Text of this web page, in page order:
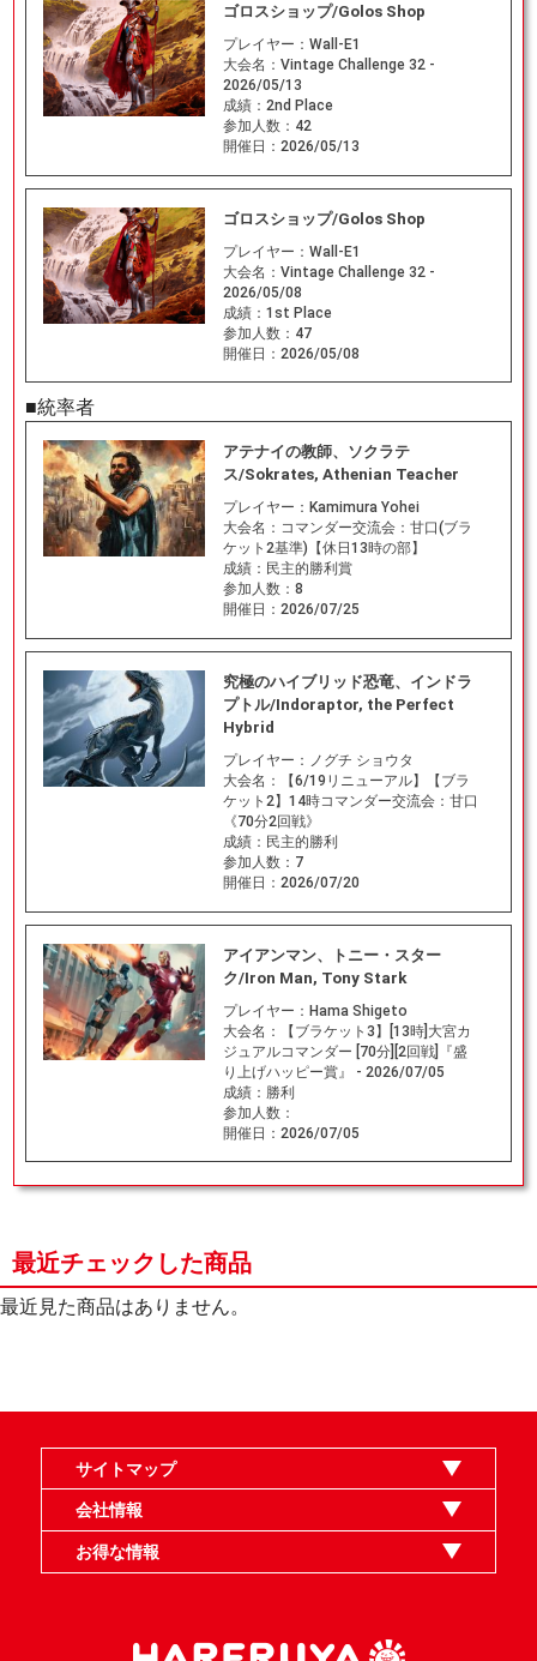
ゴロスショップ/Golos Shop
プレイヤー： Wall-E1
大会名： Vintage Challenge 32 -
2026/05/13
成績： 2nd Place
参加人数： 42
開催日： 2026/05/13
ゴロスショップ/Golos Shop
プレイヤー： Wall-E1
大会名： Vintage Challenge 32 -
2026/05/08
成績： 1st Place
参加人数： 47
開催日： 2026/05/08
■統率者
アテナイの教師、ソクラテ
ス/Sokrates, Athenian Teacher
プレイヤー： Kamimura Yohei
大会名： コマンダー交流会：甘口(ブラ
ケット2基準)【休日13時の部】
成績： 民主的勝利賞
参加人数： 8
開催日： 2026/07/25
究極のハイブリッド恐竜、インドラ
プトル/Indoraptor, the Perfect
Hybrid
プレイヤー： ノグチ ショウタ
大会名：
【6/19リニューアル】【ブラ
ケット2】14時コマンダー交流会：甘口
《70分2回戦》
成績： 民主的勝利
参加人数： 7
開催日： 2026/07/20
アイアンマン、トニー・スター
ク/Iron Man, Tony Stark
プレイヤー： Hama Shigeto
大会名：
【ブラケット3】[13時]大宮カ
ジュアルコマンダー [70分][2回戦]『盛
り上げハッピー賞』 - 2026/07/05
成績： 勝利
参加人数：
開催日： 2026/07/05
最近チェックした商品
最近見た商品はありません。
サイトマップ
オンラインショップ
買取
記事
選手一覧
デッキ検索
デッキ構築
イベント・大会
店舗のご案内
お問い合わせ
ヘルプ
FAQ
会社情報
利用規約
スタッフ募集
特定商取引法表示
個人情報保護指針
企業情報
お得な情報